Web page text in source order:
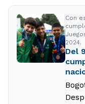
Con
2024.
Del